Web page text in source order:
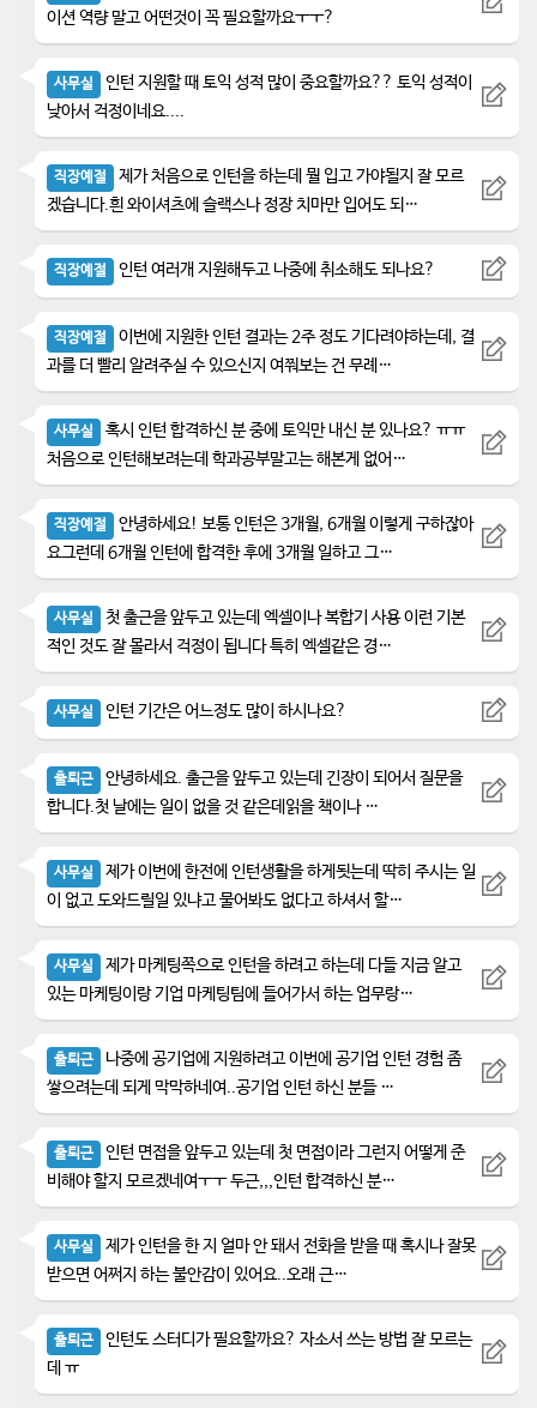
이션 역량 말고 어떤것이 꼭 필요할까요ㅜㅜ?
사무실
인턴 지원할 때 토익 성적 많이 중요할까요?? 토익 성적이
낮아서 걱정이네요....
직장예절
제가 처음으로 인턴을 하는데 뭘 입고 가야될지 잘 모르
겠습니다.흰 와이셔츠에 슬랙스나 정장 치마만 입어도 되…
직장예절 인턴 여러개 지원해두고 나중에 취소해도 되나요?
직장예절
이번에 지원한 인턴 결과는 2주 정도 기다려야하는데, 결
과를 더 빨리 알려주실 수 있으신지 여쭤보는 건 무례…
사무실
혹시 인턴 합격하신 분 중에 토익만 내신 분 있나요? ㅠㅠ
처음으로 인턴해보려는데 학과공부말고는 해본게 없어…
직장예절
안녕하세요! 보통 인턴은 3개월, 6개월 이렇게 구하잖아
요그런데 6개월 인턴에 합격한 후에 3개월 일하고 그…
사무실
첫 출근을 앞두고 있는데 엑셀이나 복합기 사용 이런 기본
적인 것도 잘 몰라서 걱정이 됩니다 특히 엑셀같은 경…
사무실 인턴 기간은 어느정도 많이 하시나요?
출퇴근
안녕하세요. 출근을 앞두고 있는데 긴장이 되어서 질문을
합니다.첫 날에는 일이 없을 것 같은데읽을 책이나 …
사무실
제가 이번에 한전에 인턴생활을 하게됫는데 딱히 주시는 일
이 없고 도와드릴일 있냐고 물어봐도 없다고 하셔서 할…
사무실
제가 마케팅쪽으로 인턴을 하려고 하는데 다들 지금 알고
있는 마케팅이랑 기업 마케팅팀에 들어가서 하는 업무랑…
출퇴근
나중에 공기업에 지원하려고 이번에 공기업 인턴 경험 좀
쌓으려는데 되게 막막하네여..공기업 인턴 하신 분들 …
출퇴근
인턴 면접을 앞두고 있는데 첫 면접이라 그런지 어떻게 준
비해야 할지 모르겠네여ㅜㅜ 두근,,,인턴 합격하신 분…
사무실
제가 인턴을 한 지 얼마 안 돼서 전화을 받을 때 혹시나 잘못
받으면 어쩌지 하는 불안감이 있어요..오래 근…
출퇴근
인턴도 스터디가 필요할까요? 자소서 쓰는 방법 잘 모르는
데 ㅠ